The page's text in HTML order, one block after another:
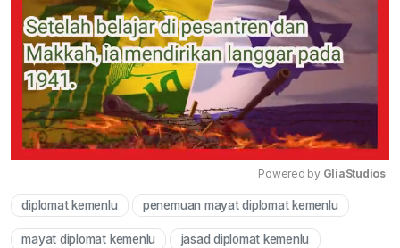
Mute
Powered by GliaStudios
diplomat kemenlu penemuan mayat diplomat kemenlu
mayat diplomat kemenlu jasad diplomat kemenlu